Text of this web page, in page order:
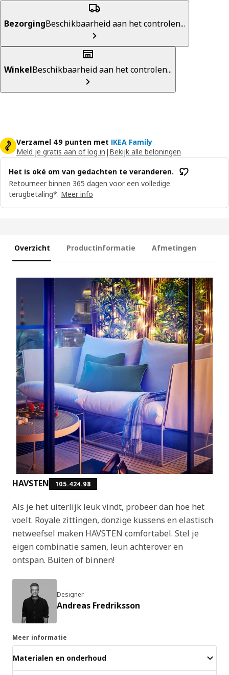
BezorgingBeschikbaarheid aan het controlen...
WinkelBeschikbaarheid aan het controlen...
Verzamel 49 punten met IKEA Family
Meld je gratis aan of log in | Bekijk alle beloningen
Het is oké om van gedachten te veranderen.
Retourneer binnen 365 dagen voor een volledige
terugbetaling*. Meer info
Overzicht Productinformatie Afmetingen
HAVSTEN 105.424.98
Als je het uiterlijk leuk vindt, probeer dan hoe het
voelt. Royale zittingen, donzige kussens en elastisch
netweefsel maken HAVSTEN comfortabel. Stel je
eigen combinatie samen, leun achterover en
ontspan. Buiten of binnen!
Designer
Andreas Fredriksson
Meer informatie
Materialen en onderhoud